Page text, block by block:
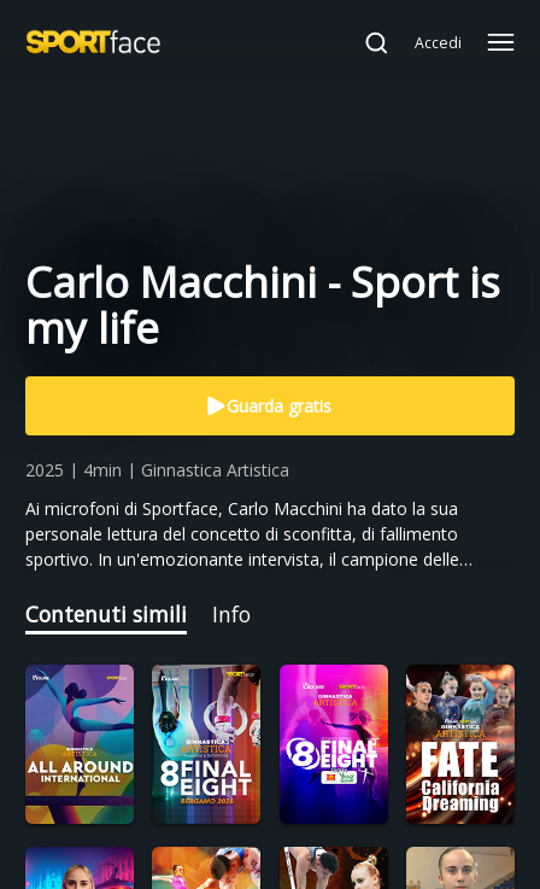
Accedi
Carlo Macchini - Sport is
my life
Guarda gratis
2025 | 4min | Ginnastica Artistica
Ai microfoni di Sportface, Carlo Macchini ha dato la sua
personale lettura del concetto di sconfitta, di fallimento
sportivo. In un'emozionante intervista, il campione delle
2024, dalla quale ha tratto degli importanti insegnamenti.
Contenuti simili Info